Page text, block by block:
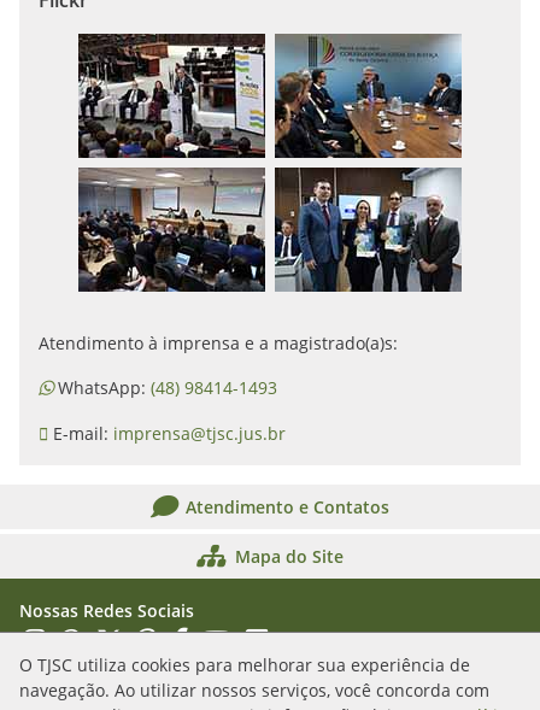
O TJSC utiliza cookies para melhorar sua experiência de
navegação. Ao utilizar nossos serviços, você concorda com
Atendimento à imprensa e a magistrado(a)s:
WhatsApp: (48) 98414-1493
E-mail: imprensa@tjsc.jus.br
Atendimento e Contatos
Mapa do Site
Nossas Redes Sociais
Acessar Instagram
Acessar WhatsApp
Acessar XAcessar Threads
Acessar Facebook
Acessar YouTube
Acessar Flickr
Acessar SoundCloud